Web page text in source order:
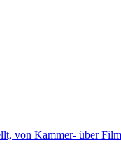
von Kammer- über